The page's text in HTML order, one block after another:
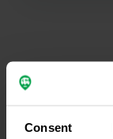
Consent